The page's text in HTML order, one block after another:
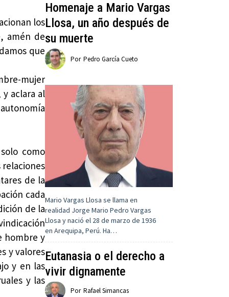
los
amén de
que
mujer
aclara al
como
de la
cada
de la
hombre y
y valores
y en las
y las
Homenaje a Mario Vargas
Llosa, un año después de
su muerte
Por Pedro García Cueto
Mario Vargas Llosa se llama en
realidad Jorge Mario Pedro Vargas
Llosa y nació el 28 de marzo de 1936
en Arequipa, Perú. Ha…
Eutanasia o el derecho a
vivir dignamente
Por Rafael Simancas